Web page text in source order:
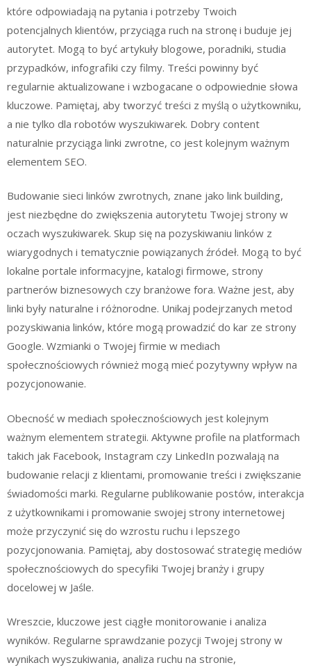
które odpowiadają na pytania i potrzeby Twoich
potencjalnych klientów, przyciąga ruch na stronę i buduje jej
autorytet. Mogą to być artykuły blogowe, poradniki, studia
przypadków, infografiki czy filmy. Treści powinny być
regularnie aktualizowane i wzbogacane o odpowiednie słowa
kluczowe. Pamiętaj, aby tworzyć treści z myślą o użytkowniku,
a nie tylko dla robotów wyszukiwarek. Dobry content
naturalnie przyciąga linki zwrotne, co jest kolejnym ważnym
elementem SEO.
Budowanie sieci linków zwrotnych, znane jako link building,
jest niezbędne do zwiększenia autorytetu Twojej strony w
oczach wyszukiwarek. Skup się na pozyskiwaniu linków z
wiarygodnych i tematycznie powiązanych źródeł. Mogą to być
lokalne portale informacyjne, katalogi firmowe, strony
partnerów biznesowych czy branżowe fora. Ważne jest, aby
linki były naturalne i różnorodne. Unikaj podejrzanych metod
pozyskiwania linków, które mogą prowadzić do kar ze strony
Google. Wzmianki o Twojej firmie w mediach
społecznościowych również mogą mieć pozytywny wpływ na
pozycjonowanie.
Obecność w mediach społecznościowych jest kolejnym
ważnym elementem strategii. Aktywne profile na platformach
takich jak Facebook, Instagram czy LinkedIn pozwalają na
budowanie relacji z klientami, promowanie treści i zwiększanie
świadomości marki. Regularne publikowanie postów, interakcja
z użytkownikami i promowanie swojej strony internetowej
może przyczynić się do wzrostu ruchu i lepszego
pozycjonowania. Pamiętaj, aby dostosować strategię mediów
społecznościowych do specyfiki Twojej branży i grupy
docelowej w Jaśle.
Wreszcie, kluczowe jest ciągłe monitorowanie i analiza
wyników. Regularne sprawdzanie pozycji Twojej strony w
wynikach wyszukiwania, analiza ruchu na stronie,